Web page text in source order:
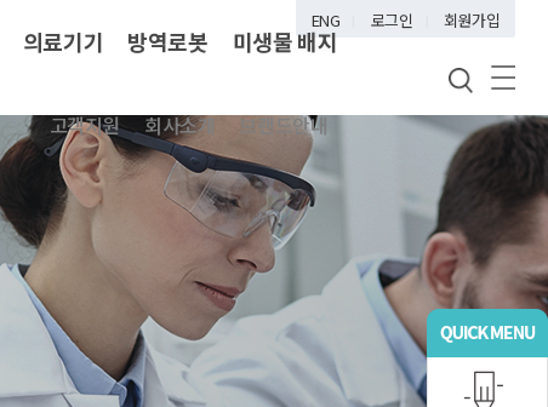
ENG 로그인 회원가입
의료기기 방역로봇 미생물 배지
브랜드안내
회사소개
고객지원